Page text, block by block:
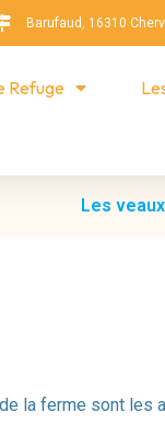
Barufaud, 16310
Refuge
Les veaux
la ferme sont les